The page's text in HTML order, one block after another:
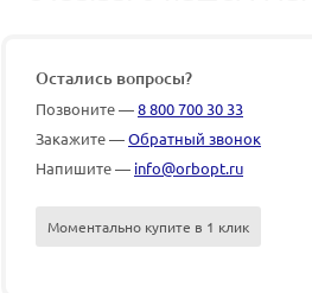
Остались вопросы?
Позвоните —8 800 700 30 33
Закажите —Обратный звонок
Напишите — info@orbopt.ru
Моментально купите в 1 клик